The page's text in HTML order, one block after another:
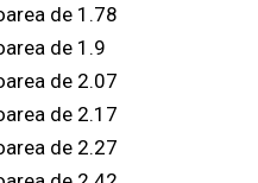
de 1.78
de 1.9
de 2.07
de 2.17
de 2.27